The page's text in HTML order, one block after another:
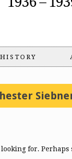
HISTORY
for.